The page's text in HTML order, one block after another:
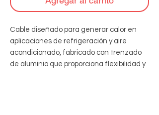
Cable diseñado para generar calor en
aplicaciones de refrigeración y aire
acondicionado, fabricado con trenzado
de aluminio que proporciona flexibilidad y